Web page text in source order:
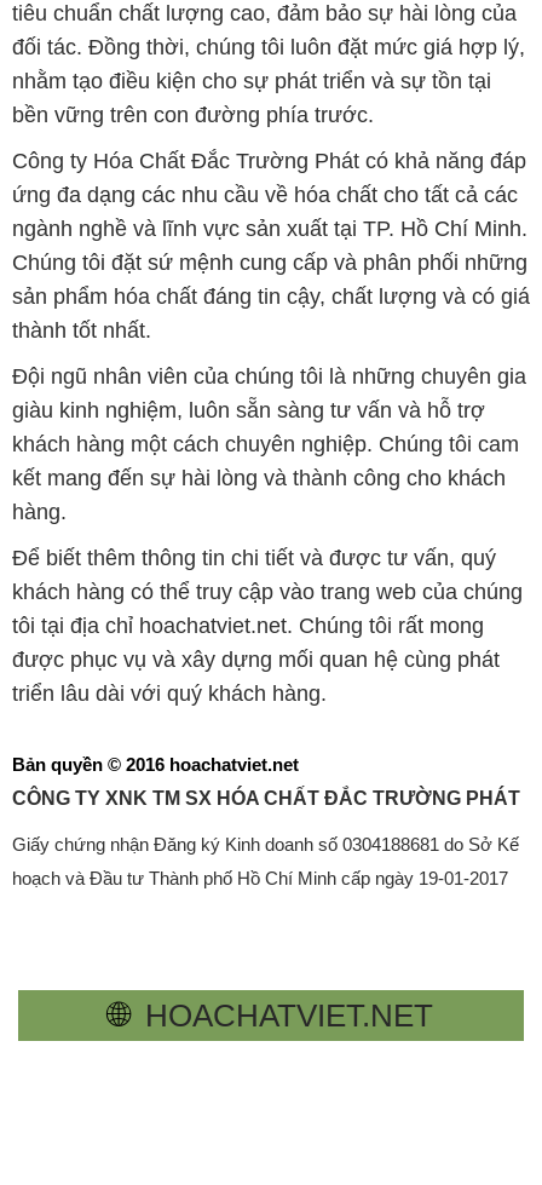
tiêu chuẩn chất lượng cao, đảm bảo sự hài lòng của
đối tác. Đồng thời, chúng tôi luôn đặt mức giá hợp lý,
nhằm tạo điều kiện cho sự phát triển và sự tồn tại
bền vững trên con đường phía trước.
Công ty Hóa Chất Đắc Trường Phát có khả năng đáp
ứng đa dạng các nhu cầu về hóa chất cho tất cả các
ngành nghề và lĩnh vực sản xuất tại TP. Hồ Chí Minh.
Chúng tôi đặt sứ mệnh cung cấp và phân phối những
sản phẩm hóa chất đáng tin cậy, chất lượng và có giá
thành tốt nhất.
Đội ngũ nhân viên của chúng tôi là những chuyên gia
giàu kinh nghiệm, luôn sẵn sàng tư vấn và hỗ trợ
khách hàng một cách chuyên nghiệp. Chúng tôi cam
kết mang đến sự hài lòng và thành công cho khách
hàng.
Để biết thêm thông tin chi tiết và được tư vấn, quý
khách hàng có thể truy cập vào trang web của chúng
tôi tại địa chỉ hoachatviet.net. Chúng tôi rất mong
được phục vụ và xây dựng mối quan hệ cùng phát
triển lâu dài với quý khách hàng.
Bản quyền © 2016 hoachatviet.net
CÔNG TY XNK TM SX HÓA CHẤT ĐẮC TRƯỜNG PHÁT
Giấy chứng nhận Đăng ký Kinh doanh số 0304188681 do Sở Kế
hoạch và Đầu tư Thành phố Hồ Chí Minh cấp ngày 19-01-2017
🌐 HOACHATVIET.NET